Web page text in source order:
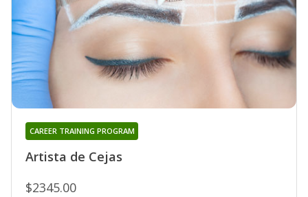
Artista de Cejas
CAREER TRAINING PROGRAM
$2345.00